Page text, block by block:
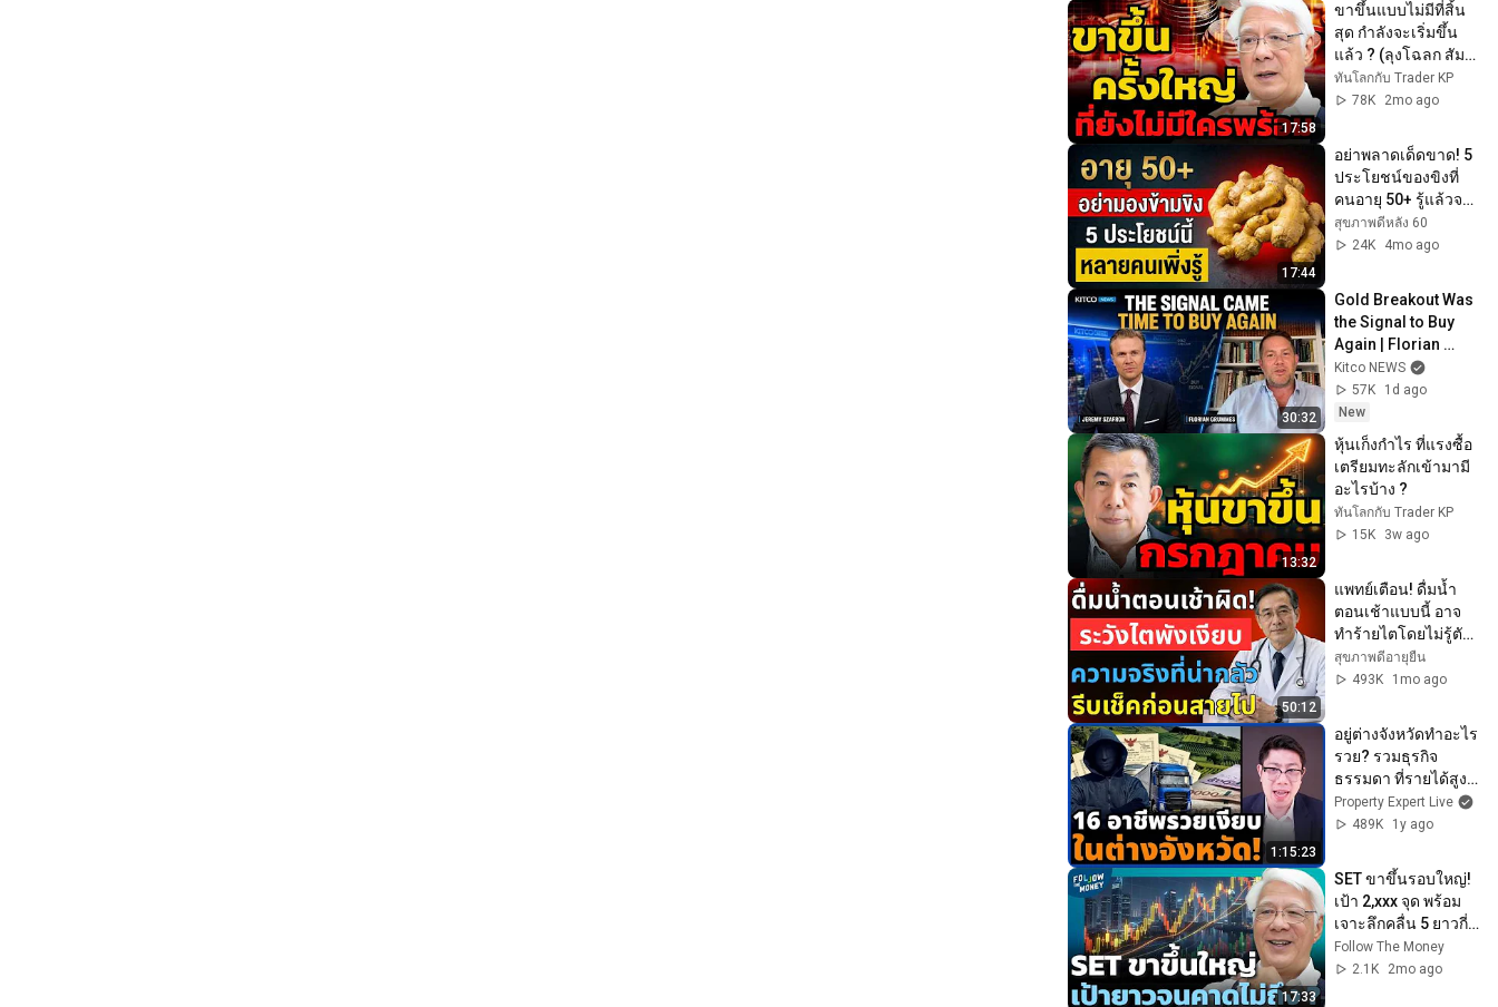
17:58
ขาขึ้นแบบไม่มีที่สิ้น
สุด กำลังจะเริ่มขึ้น
แล้ว ? (ลุงโฉลก สัม
พันธารักษ์)
ทันโลกกับ Trader KP
78K
2mo ago
17:44
อย่าพลาดเด็ดขาด! 5
ประโยชน์ของขิงที่
คนอายุ 50+ รู้แล้วจะ
เสียใจที่รู้ช้า
สุขภาพดีหลัง 60
24K
4mo ago
30:32
Gold Breakout Was
the Signal to Buy
Again | Florian
Grummes
Kitco NEWS
57K
1d ago
New
13:32
หุ้นเก็งกำไร ที่แรงซื้อ
เตรียมทะลักเข้ามามี
อะไรบ้าง ?
ทันโลกกับ Trader KP
15K
3w ago
50:12
แพทย์เตือน! ดื่มน้ำ
ตอนเช้าแบบนี้ อาจ
ทำร้ายไตโดยไม่รู้ตัว
ผู้สูงวัยต้องระวัง |
สุขภาพดีอายุยืน
สุขภาพดีอายุยืน
493K
1mo ago
1:15:23
อยู่ต่างจังหวัดทำอะไร
รวย? รวมธุรกิจ
ธรรมดา ที่รายได้สูง
มากจนคาดไม่ถึง
Property Expert Live
489K
1y ago
17:33
SET ขาขึ้นรอบใหญ่!
เป้า 2,xxx จุด พร้อม
เจาะลึกคลื่น 5 ยาวกี่
ปี? และคำเตือน
Nasdaq พุ่งจนไม่มี
Follow The Money
2.1K
2mo ago